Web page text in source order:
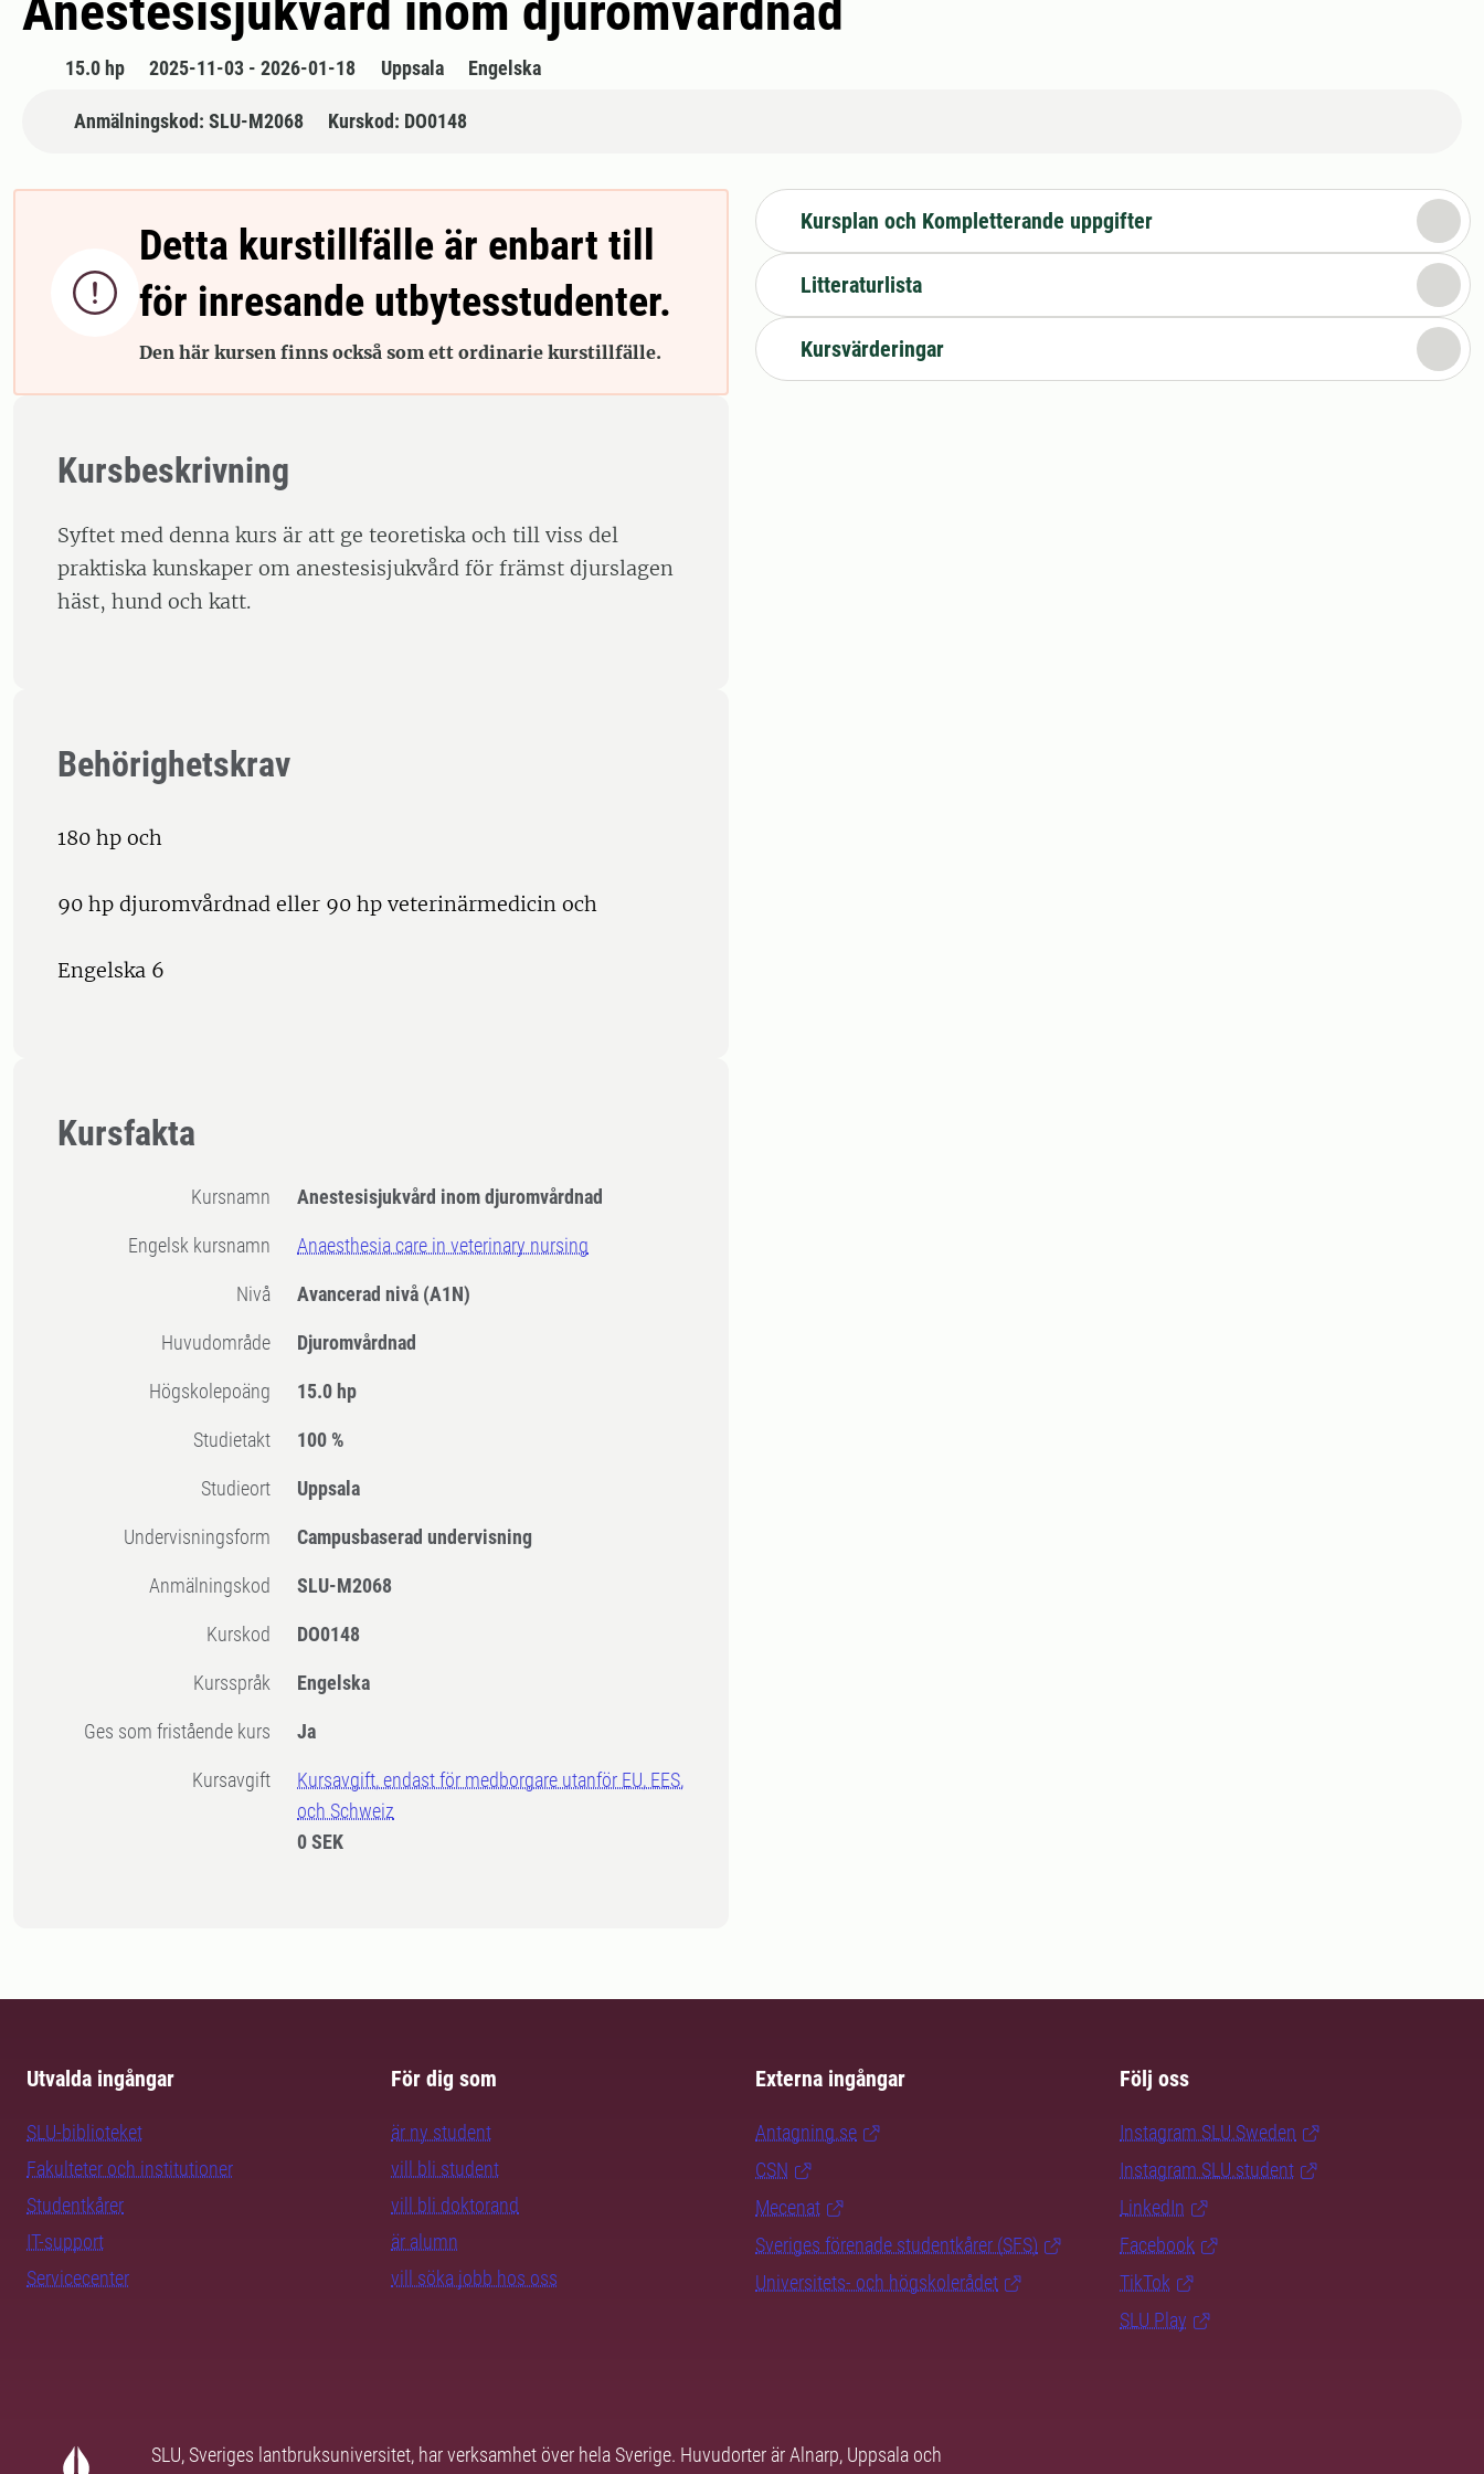
15.0 hp 2025-11-03 - 2026-01-18 Uppsala Engelska
Anmälningskod: SLU-M2068 Kurskod: DO0148

Detta kurstillfälle är enbart till
för inresande utbytesstudenter.
Den här kursen finns också som ett ordinarie kurstillfälle.
Kursbeskrivning
Syftet med denna kurs är att ge teoretiska och till viss del
praktiska kunskaper om anestesisjukvård för främst djurslagen
häst, hund och katt.
Behörighetskrav
180 hp och
90 hp djuromvårdnad eller 90 hp veterinärmedicin och
Engelska 6
Kursfakta
Kursnamn Anestesisjukvård inom djuromvårdnad
Engelsk kursnamn Anaesthesia care in veterinary nursing
Nivå Avancerad nivå (A1N)
Huvudområde Djuromvårdnad
högskolepoäng 15.0 hp
Studietakt 100 %
Studieort Uppsala
Undervisningsform Campusbaserad undervisning
Anmälningskod SLU-M2068
Kurskod DO0148
Kursspråk Engelska
Ges som fristående kurs Ja
Kursavgift
Kursavgift, endast för medborgare utanför EU, EES,
och Schweiz
0 SEK
Kursplan och Kompletterande uppgifter
Litteraturlista
Kursvärderingar
Utvalda ingångar
SLU-biblioteket
Fakulteter och institutioner
Studentkårer
IT-support
Servicecenter
För dig som
är ny student
vill bli student
vill bli doktorand
är alumn
vill söka jobb hos oss
Externa ingångar
Antagning.se
CSN
Mecenat
Sveriges förenade studentkårer (SFS)
Universitets- och högskolerådet
Följ oss
Instagram SLU.Sweden
Instagram SLU.student
LinkedIn
Facebook
TikTok
SLU Play
SLU, Sveriges lantbruksuniversitet, har verksamhet över hela Sverige. Huvudorter är Alnarp, Uppsala och